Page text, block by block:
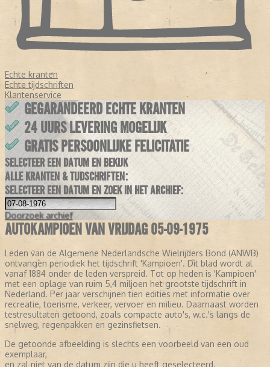
Echte kranten
Echte tijdschriften
Klantenservice
GEGARANDEERD ECHTE KRANTEN
24 UURS LEVERING MOGELIJK
GRATIS PERSOONLIJKE FELICITATIE
SELECTEER EEN DATUM EN BEKIJK
ALLE KRANTEN & TIJDSCHRIFTEN:
SELECTEER EEN DATUM EN ZOEK IN HET ARCHIEF:
Doorzoek archief
AUTOKAMPIOEN VAN VRIJDAG 05-09-1975
Leden van de Algemene Nederlandsche Wielrijders Bond (ANWB)
ontvangen periodiek het tijdschrift 'Kampioen'. Dit blad wordt al
vanaf 1884 onder de leden verspreid. Tot op heden is 'Kampioen'
met een oplage van ruim 5,4 miljoen het grootste tijdschrift in
Nederland. Per jaar verschijnen tien edities met informatie over
recreatie, toerisme, verkeer, vervoer en milieu. Daarnaast worden
testresultaten getoond, zoals compacte auto's, w.c.'s langs de
snelweg, regenpakken en gezinsfietsen.
De getoonde afbeelding is slechts een voorbeeld van een oud
exemplaar,
en zal niet van de datum zijn die u heeft geselecteerd.